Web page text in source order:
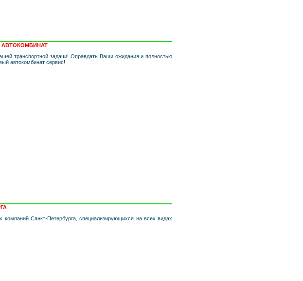
АВТОКОМБИНАТ
транспортной задачи! Оправдать Ваши ожидания и полностью
автокомбинат сервис!
компаний Санкт-Петербурга, специализирующихся на всех видах